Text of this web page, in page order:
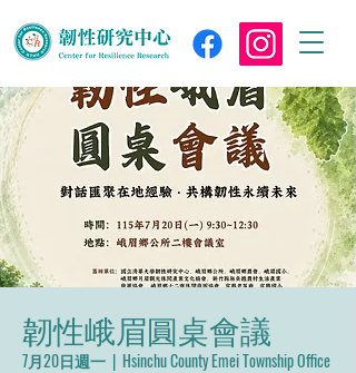
韌性峨眉圓桌會議
7月20日週一
  |
Hsinchu County Emei Township Office